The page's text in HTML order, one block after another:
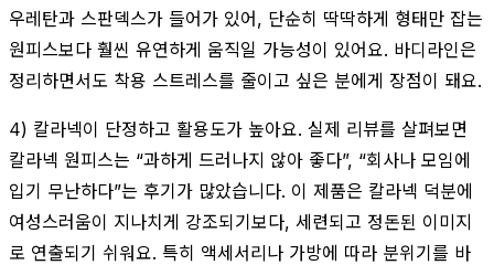
우레탄과 스판덱스가 들어가 있어, 단순히 딱딱하게 형태만 잡는
원피스보다 훨씬 유연하게 움직일 가능성이 있어요. 바디라인은
정리하면서도 착용 스트레스를 줄이고 싶은 분에게 장점이 돼요.
4) 칼라넥이 단정하고 활용도가 높아요. 실제 리뷰를 살펴보면
칼라넥 원피스는 “과하게 드러나지 않아 좋다”, “회사나 모임에
입기 무난하다”는 후기가 많았습니다. 이 제품은 칼라넥 덕분에
여성스러움이 지나치게 강조되기보다, 세련되고 정돈된 이미지
로 연출되기 쉬워요. 특히 액세서리나 가방에 따라 분위기를 바